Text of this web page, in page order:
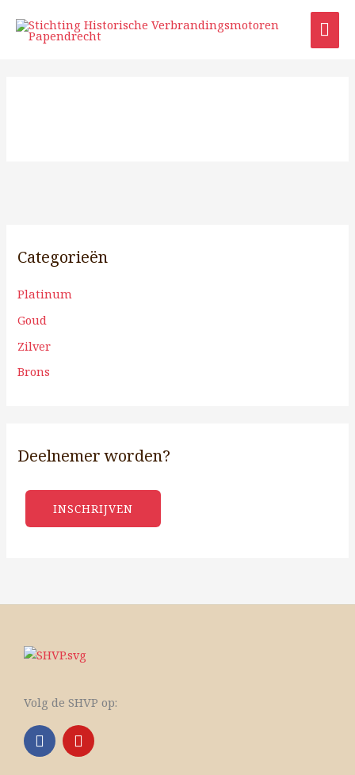
naar
Categorieën
Platinum
Goud
Zilver
Brons
Deelnemer worden?
INSCHRIJVEN
Volg de SHVP op:
F
a
c
Y
o
u